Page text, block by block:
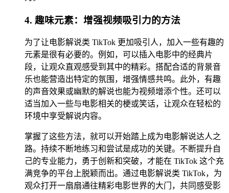
4. 趣味元素：增强视频吸引力的方法
为了让电影解说类 TikTok 更加吸引人，加入一些有趣的
元素是很有必要的。例如，可以插入电影中的经典片
段，让观众直观感受到其中的精彩。搭配合适的背景音
乐也能营造出特定的氛围，增强情感共鸣。此外，有趣
的声音效果或幽默的解说也能为视频增添个性。还可以
适当加入一些与电影相关的梗或笑话，让观众在轻松的
环境中享受解说内容。
掌握了这些方法，就可以开始踏上成为电影解说达人之
路。持续不断地练习和尝试是成功的关键。不断提升自
己的专业能力，勇于创新和突破，才能在 TikTok 这个充
满竞争的平台上脱颖而出。通过电影解说类 TikTok，为
观众打开一扇扇通往精彩电影世界的大门，共同感受影